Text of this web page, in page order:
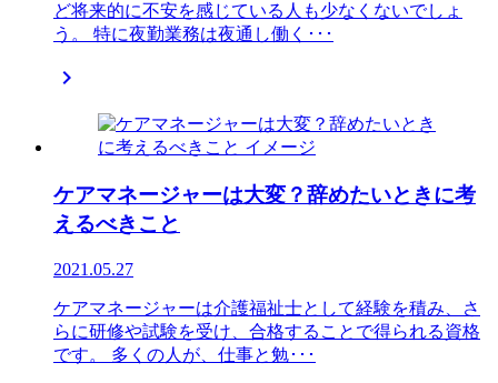
ど将来的に不安を感じている人も少なくないでしょ
う。 特に夜勤業務は夜通し働く･･･

ケアマネージャーは大変？辞めたいときに考
えるべきこと
2021.05.27
ケアマネージャーは介護福祉士として経験を積み、さ
らに研修や試験を受け、合格することで得られる資格
です。 多くの人が、仕事と勉･･･